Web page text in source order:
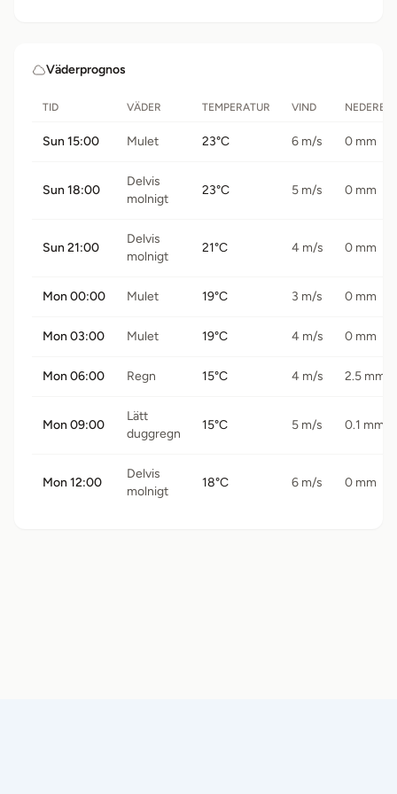
Väderprognos
TID VÄDER TEMPERATUR VIND
Sun 15:00 Mulet 23°C 6 m/s 0 mm
Sun 18:00
Delvis
molnigt
23°C 5 m/s 0 mm
Sun 21:00
Delvis
molnigt
21°C 4 m/s 0 mm
Mon 00:00 Mulet 19°C 3 m/s 0 mm
Mon 03:00 Mulet 19°C 4 m/s 0 mm
Mon 06:00 Regn 15°C 4 m/s 2.5 mm
Mon 09:00
Lätt
duggregn
15°C 5 m/s 0.1 mm
Mon 12:00
Delvis
molnigt
18°C 6 m/s 0 mm